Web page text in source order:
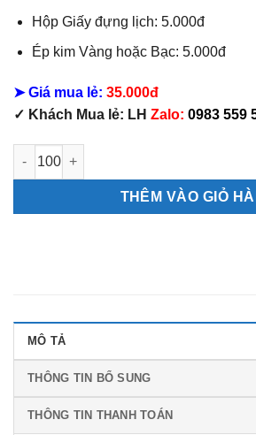
Hộp Giấy đựng lịch: 5.000đ
Ép kim Vàng hoặc Bạc: 5.000đ
➤ Giá mua lẻ: 35.000đ
✓ Khách Mua lẻ: LH Zalo: 0983 559
Mẫu Lịch Bàn 13 Tờ Phúc Lộc Thọ số
THÊM VÀO GIỎ
MÔ TẢ
THÔNG TIN BỔ SUNG
THÔNG TIN THANH TOÁN